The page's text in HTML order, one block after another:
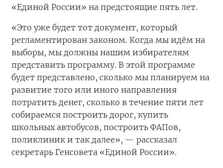
«Единой России» на предстоящие пять лет.
«Это уже будет тот документ, который
регламентирован законом. Когда мы идём на
выборы, мы должны нашим избирателям
представить программу. В этой программе
будет представлено, сколько мы планируем на
развитие того или иного направления
потратить денег, сколько в течение пяти лет
собираемся построить дорог, купить
школьных автобусов, построить ФАПов,
поликлиник и так далее», — рассказал
секретарь Генсовета «Единой России».